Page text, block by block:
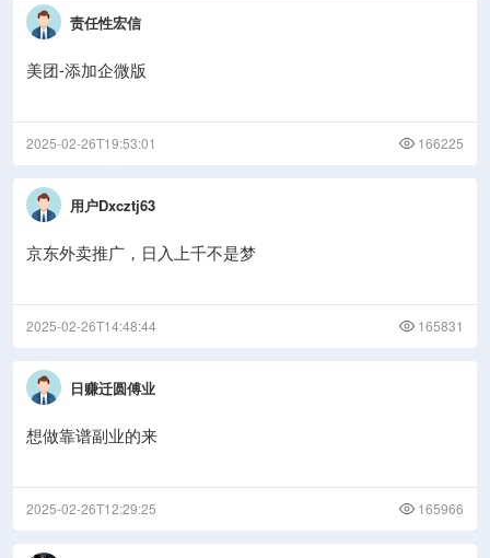
责任性宏信
美团-添加企微版
2025-02-26T19:53:01 166225
用户Dxcztj63
京东外卖推广，日入上千不是梦
2025-02-26T14:48:44 165831
日赚迁圆傅业
想做靠谱副业的来
2025-02-26T12:29:25 165966